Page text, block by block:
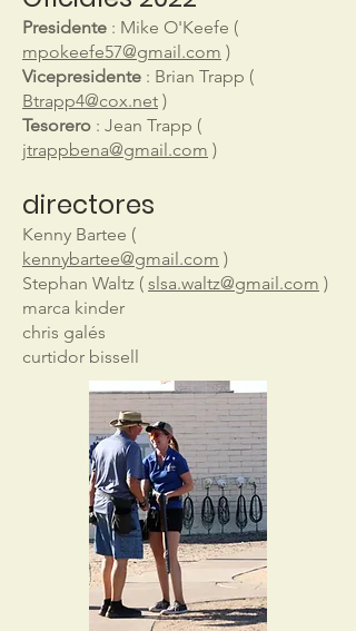
Presidente : Mike O'Keefe (
mpokeefe57@gmail.com )
Vicepresidente : Brian Trapp (
Btrapp4@cox.net )
Tesorero : Jean Trapp (
jtrappbena@gmail.com )
directores
Kenny Bartee (
kennybartee@gmail.com )
Stephan Waltz ( slsa.waltz@gmail.com )
marca kinder
chris galés
curtidor bissell